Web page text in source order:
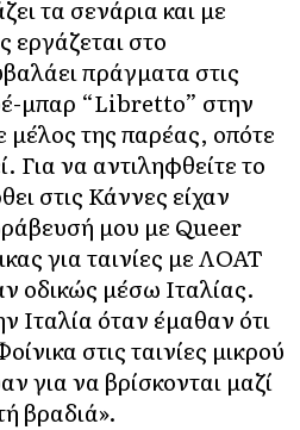
τα σενάρια και με
εργάζεται στο
πράγματα στις
μπαρ “Libretto” στην
της παρέας, οπότε
Για να αντιληφθείτε το
στις Κάννες είχαν
μου με Queer
για ταινίες με ΛΟΑΤ
οδικώς μέσω Ιταλίας.
Ιταλία όταν έμαθαν ότι
στις ταινίες μικρού
για να βρίσκονται μαζί
βραδιά».